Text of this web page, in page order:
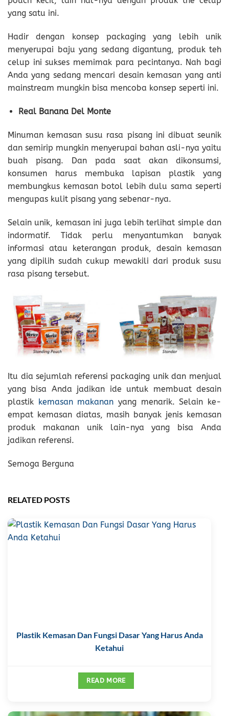
yang satu ini.
Hadir dengan konsep packaging yang lebih unik
menyerupai baju yang sedang digantung, produk teh
celup ini sukses memimak para pecintanya. Nah bagi
Anda yang sedang mencari desain kemasan yang anti
mainstream mungkin bisa mencoba konsep seperti ini.
Real Banana Del Monte
Minuman kemasan susu rasa pisang ini dibuat seunik
dan semirip mungkin menyerupai bahan asli-nya yaitu
buah pisang. Dan pada saat akan dikonsumsi,
konsumen harus membuka lapisan plastik yang
membungkus kemasan botol lebih dulu sama seperti
mengupas kulit pisang yang sebenar-nya.
Selain unik, kemasan ini juga lebih terlihat simple dan
indormatif. Tidak perlu menyantumkan banyak
informasi atau keterangan produk, desain kemasan
yang dipilih sudah cukup mewakili dari produk susu
rasa pisang tersebut.
Itu dia sejumlah referensi packaging unik dan menjual
yang bisa Anda jadikan ide untuk membuat desain
plastik kemasan makanan yang menarik. Selain ke-
empat kemasan diatas, masih banyak jenis kemasan
produk makanan unik lain-nya yang bisa Anda
jadikan referensi.
Semoga Berguna
RELATED POSTS
Plastik Kemasan Dan Fungsi Dasar Yang Harus Anda
Ketahui
READ MORE